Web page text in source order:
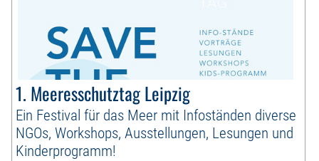
1. Meeresschutztag Leipzig
Ein Festival für das Meer mit Infoständen diverse
NGOs, Workshops, Ausstellungen, Lesungen und
Kinderprogramm!